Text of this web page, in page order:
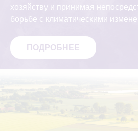
хозяйству и принимая
борьбе с климатическими
ПОДРОБНЕЕ